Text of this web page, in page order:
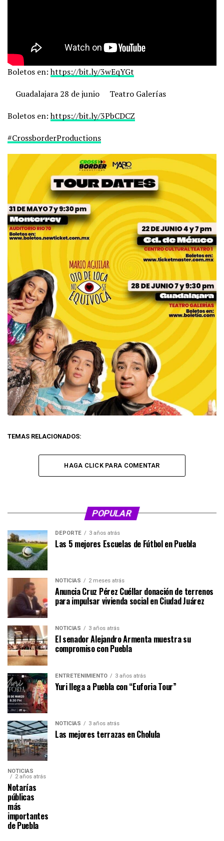
Boletos en:https://bit.ly/3wEqYGt
Guadalajara 28 de junio
Teatro Galerías
Boletos en:https://bit.ly/3PbCDCZ
#CrossborderProductions
TEMAS RELACIONADOS:
HAGA CLICK PARA COMENTAR
POPULAR
DEPORTE 3 años atrás
Las 5 mejores Escuelas de Fútbol en Puebla
NOTICIAS 2 meses atrás
Anuncia Cruz Pérez Cuéllar donación de terrenos
para impulsar vivienda social en Ciudad Juárez
NOTICIAS 3 años atrás
El senador Alejandro Armenta muestra su
compromiso con Puebla
ENTRETENIMIENTO 3 años atrás
Yuri llega a Puebla con “Euforia Tour”
NOTICIAS 3 años atrás
Las mejores terrazas en Cholula
NOTICIAS
2 años atrás
Notarías
públicas
más
importantes
de Puebla